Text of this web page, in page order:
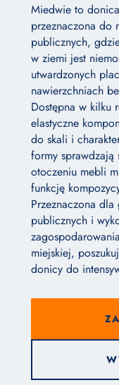
Miedwie to
przeznaczona do
publicznych,
w ziemi jest
utwardzonych
nawierzchniach
Dostępna w kilku
elastyczne
do skali i
formy sprawdzają
otoczeniu mebli
funkcję
Przeznaczona
publicznych i
miejskiej,
donicy do